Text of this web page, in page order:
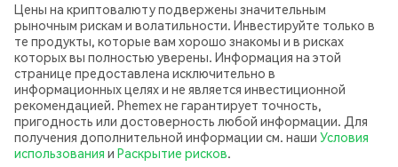
Цены на криптовалюту подвержены значительным
рыночным рискам и волатильности. Инвестируйте только в
те продукты, которые вам хорошо знакомы и в рисках
которых вы полностью уверены. Информация на этой
странице предоставлена исключительно в
информационных целях и не является инвестиционной
рекомендацией. Phemex не гарантирует точность,
пригодность или достоверность любой информации. Для
получения дополнительной информации см. наши Условия
использования и Раскрытие рисков.